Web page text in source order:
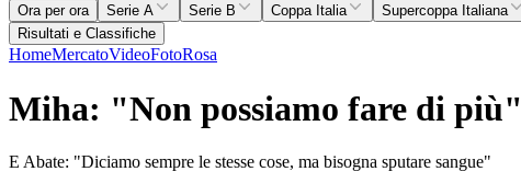
Ora per ora Serie A Serie B Coppa Italia Supercoppa Italiana
Risultati e Classifiche
HomeMercatoVideoFotoRosa
Miha: "Non possiamo fare di più"
E Abate: "Diciamo sempre le stesse cose, ma bisogna sputare sangue"